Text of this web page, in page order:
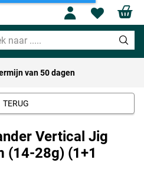
Profile
(14-28g)
135.24
van 50 dagen
TERUG
Vertical Jig
(14-28g) (1+1